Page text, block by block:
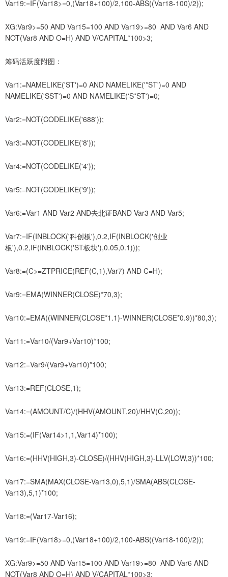
Var19:=IF(Var18>=0,(Var18+100)/2,100-ABS((Var18-100)/2));
XG:Var9>=50 AND Var15=100 AND Var19>=80 AND Var6 AND
NOT(Var8 AND O=H) AND V/CAPITAL*100>3;
筹码活跃度附图：
Var1:=NAMELIKE('ST')=0 AND NAMELIKE('*ST')=0 AND
NAMELIKE('SST')=0 AND NAMELIKE('S*ST')=0;
Var2:=NOT(CODELIKE('688'));
Var3:=NOT(CODELIKE('8'));
Var4:=NOT(CODELIKE('4'));
Var5:=NOT(CODELIKE('9'));
Var6:=Var1 AND Var2 AND去北证BAND Var3 AND Var5;
Var7:=IF(INBLOCK('科创板'),0.2,IF(INBLOCK('创业
板'),0.2,IF(INBLOCK('ST板块'),0.05,0.1)));
Var8:=(C>=ZTPRICE(REF(C,1),Var7) AND C=H);
Var9:=EMA(WINNER(CLOSE)*70,3);
Var10:=EMA((WINNER(CLOSE*1.1)-WINNER(CLOSE*0.9))*80,3);
Var11:=Var10/(Var9+Var10)*100;
Var12:=Var9/(Var9+Var10)*100;
Var13:=REF(CLOSE,1);
Var14:=(AMOUNT/C)/(HHV(AMOUNT,20)/HHV(C,20));
Var15:=(IF(Var14>1,1,Var14)*100);
Var16:=(HHV(HIGH,3)-CLOSE)/(HHV(HIGH,3)-LLV(LOW,3))*100;
Var17:=SMA(MAX(CLOSE-Var13,0),5,1)/SMA(ABS(CLOSE-
Var13),5,1)*100;
Var18:=(Var17-Var16);
Var19:=IF(Var18>=0,(Var18+100)/2,100-ABS((Var18-100)/2));
XG:Var9>=50 AND Var15=100 AND Var19>=80 AND Var6 AND
NOT(Var8 AND O=H) AND V/CAPITAL*100>3;